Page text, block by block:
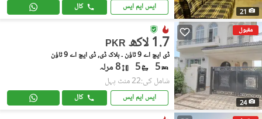
21 ایس ایم ایس کال
مقبول
24
PKR 1.7 لاکھ
ڈی ایچ اے 9 ٹاؤن ۔ بلاک ڈی, ڈی ایچ اے 9 ٹاؤن
5
5 8 مرلہ
شامل کی:22 منٹ پہل
ایس ایم ایس کال